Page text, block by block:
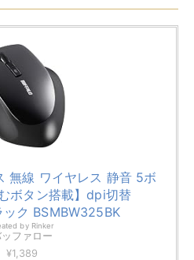
無線 ワイヤレス 静音 5ボ
ボタン搭載】dpi切替
ク BSMBW325BK
by Rinker
ッファロー
¥1,389